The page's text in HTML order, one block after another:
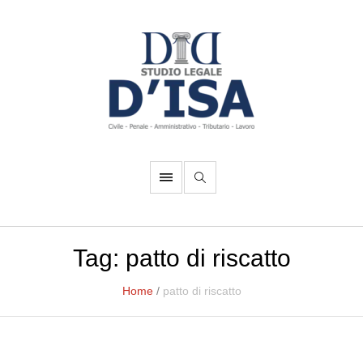
Tag: patto di riscatto
Home / patto di riscatto